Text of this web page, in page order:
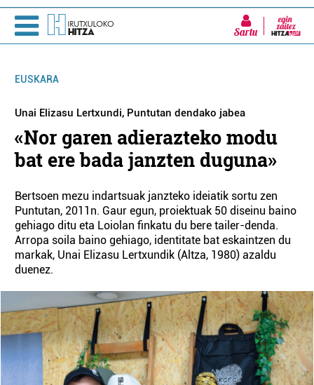
Sartu
EUSKARA
Unai Elizasu Lertxundi, Puntutan dendako jabea
«Nor garen adierazteko modu
bat ere bada janzten duguna»
Bertsoen mezu indartsuak janzteko ideiatik sortu zen
Puntutan, 2011n. Gaur egun, proiektuak 50 diseinu baino
gehiago ditu eta Loiolan finkatu du bere tailer-denda.
Arropa soila baino gehiago, identitate bat eskaintzen du
markak, Unai Elizasu Lertxundik (Altza, 1980) azaldu
duenez.